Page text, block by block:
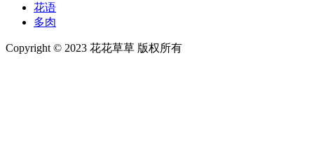
花语
多肉
Copyright © 2023 花花草草 版权所有